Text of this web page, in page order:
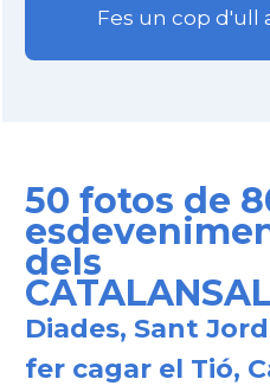
Fes un cop d'ull
50 fotos de
dels
Diades, Sant
fer cagar el Tió,